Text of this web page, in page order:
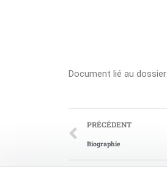
Document lié au dossier
PRÉCÉDENT
Biographie